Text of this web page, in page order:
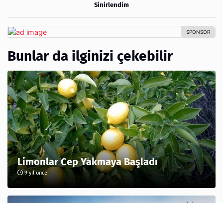
Sinirlendim
Bunlar da ilginizi çekebilir
Limonlar Cep Yakmaya Başladı
9 yıl önce